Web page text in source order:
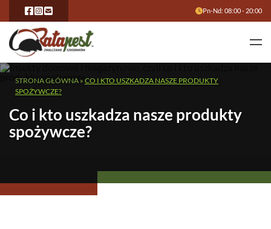
Pn-Nd: 08:00 - 20:00
STRONA GŁÓWNA » CO I KTO USZKADZA NASZE PRODUKTY
SPOŻYWCZE?
Co i kto uszkadza nasze produkty
spożywcze?